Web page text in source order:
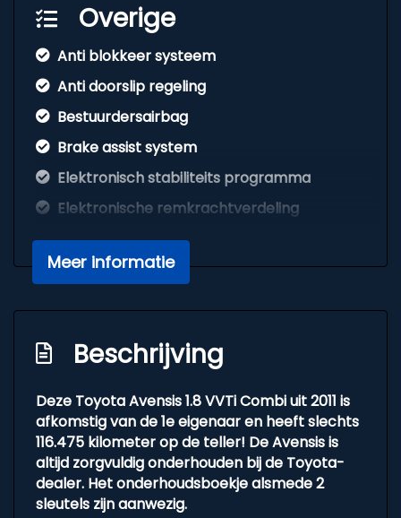
Overige
Anti blokkeer systeem
Anti doorslip regeling
Bestuurdersairbag
Brake assist system
Elektronisch stabiliteits programma
Elektronische remkrachtverdeling
Hoofd airbag(s) achter
Hoofd airbag(s) voor
Zij airbag(s) voor
Interieur
Achterbank in delen neerklapbaar
Airco
Armsteun voor
Meer informatie
Beschrijving
Deze Toyota Avensis 1.8 VVTi Combi uit 2011 is
afkomstig van de 1e eigenaar en heeft slechts
116.475 kilometer op de teller! De Avensis is
altijd zorgvuldig onderhouden bij de Toyota-
dealer. Het onderhoudsboekje alsmede 2
sleutels zijn aanwezig.